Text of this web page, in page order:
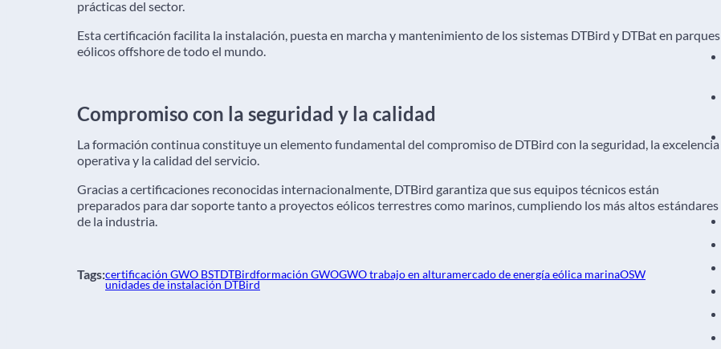
prácticas del sector.
Esta certificación facilita la instalación, puesta en marcha y mantenimiento de los sistemas DTBird y DTBat en parques
eólicos offshore de todo el mundo.
Compromiso con la seguridad y la calidad
La formación continua constituye un elemento fundamental del compromiso de DTBird con la seguridad, la excelencia
operativa y la calidad del servicio.
Gracias a certificaciones reconocidas internacionalmente, DTBird garantiza que sus equipos técnicos están
preparados para dar soporte tanto a proyectos eólicos terrestres como marinos, cumpliendo los más altos estándares
de la industria.
Tags:certificación GWO BSTDTBirdformación GWOGWO trabajo en alturamercado de energía eólica marinaOSW
unidades de instalación DTBird